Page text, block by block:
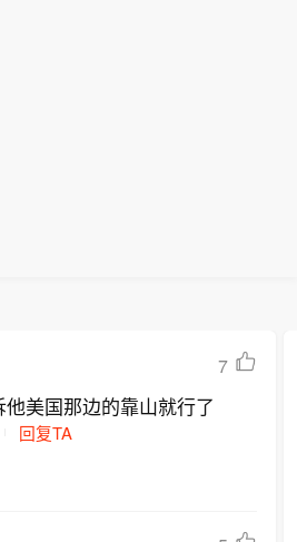
7
美国那边的靠山就行了
回复TA